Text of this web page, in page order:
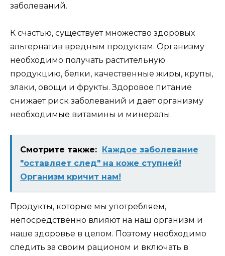
заболеваний.
К счастью, существует множество здоровых
альтернатив вредным продуктам. Организму
необходимо получать растительную
продукцию, белки, качественные жиры, крупы,
злаки, овощи и фрукты. Здоровое питание
снижает риск заболеваний и дает организму
необходимые витамины и минералы.
Смотрите также:
Каждое заболевание
"оставляет след" на коже ступней!
Организм кричит нам!
Продукты, которые мы употребляем,
непосредственно влияют на наш организм и
наше здоровье в целом. Поэтому необходимо
следить за своим рационом и включать в